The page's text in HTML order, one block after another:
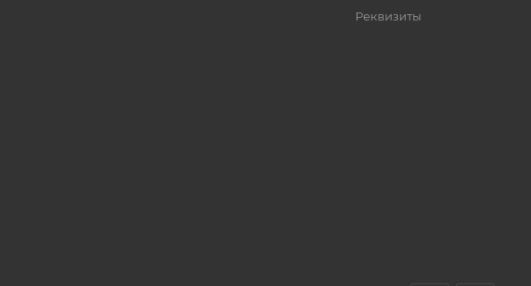
Реквизиты